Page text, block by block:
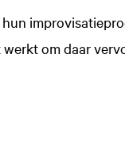
om daar